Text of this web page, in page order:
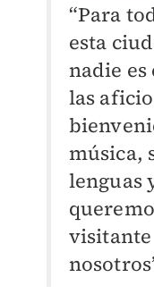
“Para
esta
nadie
las
música,
lenguas
visitante